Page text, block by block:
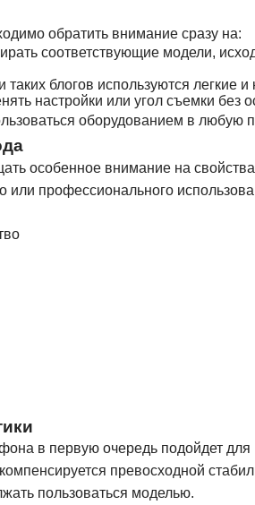
обратить внимание сразу на:
соответствующие модели,
блогов используются легкие
настройки или угол съемки без
оборудованием в любую
особенное внимание на
профессионального
в первую очередь подойдет
компенсируется превосходной
пользоваться моделью.